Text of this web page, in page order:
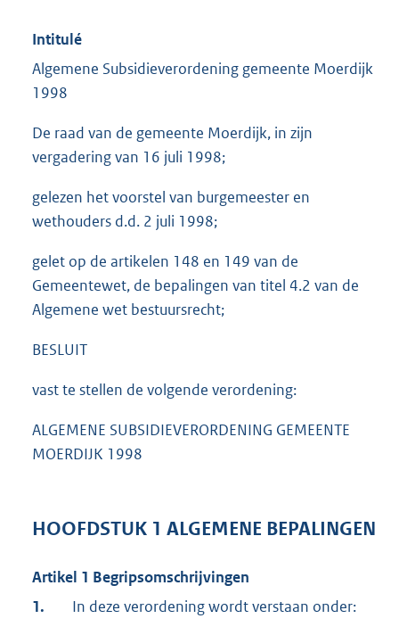
Intitulé
Algemene Subsidieverordening gemeente Moerdijk
1998
De raad van de gemeente Moerdijk, in zijn
vergadering van 16 juli 1998;
gelezen het voorstel van burgemeester en
wethouders d.d. 2 juli 1998;
gelet op de artikelen 148 en 149 van de
Gemeentewet, de bepalingen van titel 4.2 van de
Algemene wet bestuursrecht;
BESLUIT
vast te stellen de volgende verordening:
ALGEMENE SUBSIDIEVERORDENING GEMEENTE
MOERDIJK 1998
HOOFDSTUK 1 ALGEMENE BEPALINGEN
Artikel 1 Begripsomschrijvingen
1.
In deze verordening wordt verstaan onder: